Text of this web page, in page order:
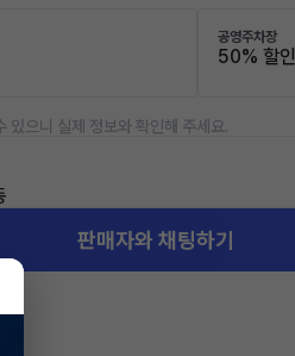
공영주차장
50% 할인
있으니 실제 정보와 확인해 주세요.
판매자와 채팅하기